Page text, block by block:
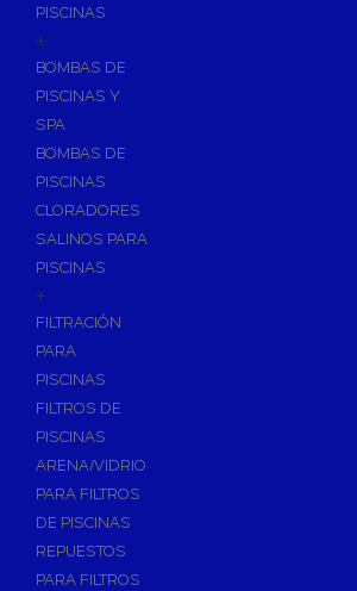
PISCINAS
+
BOMBAS DE
PISCINAS Y
SPA
BOMBAS DE
PISCINAS
CLORADORES
SALINOS PARA
PISCINAS
+
FILTRACIÓN
PARA
PISCINAS
FILTROS DE
PISCINAS
ARENA/VIDRIO
PARA FILTROS
DE PISCINAS
REPUESTOS
PARA FILTROS